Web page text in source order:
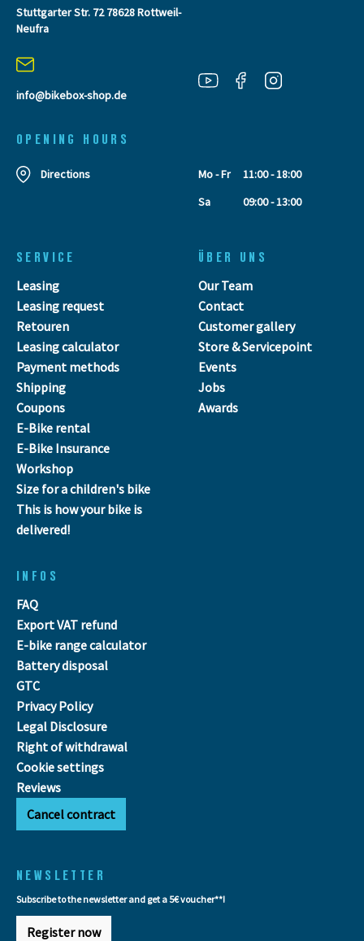
Stuttgarter Str. 72 78628 Rottweil-
Neufra
info@bikebox-shop.de
OPENING HOURS
Directions Mo - Fr
11:00 - 18:00
Sa
09:00 - 13:00
SERVICE
Leasing
Leasing request
Retouren
Leasing calculator
Payment methods
Shipping
Coupons
E-Bike rental
E-Bike Insurance
Workshop
Size for a children's bike
This is how your bike is
delivered!
ÜBER UNS
Our Team
Contact
Customer gallery
Store & Servicepoint
Events
Jobs
Awards
INFOS
FAQ
Export VAT refund
E-bike range calculator
Battery disposal
GTC
Privacy Policy
Legal Disclosure
Right of withdrawal
Cookie settings
Reviews
Cancel contract
NEWSLETTER
Subscribe to the newsletter and get a 5€ voucher**!
Register now